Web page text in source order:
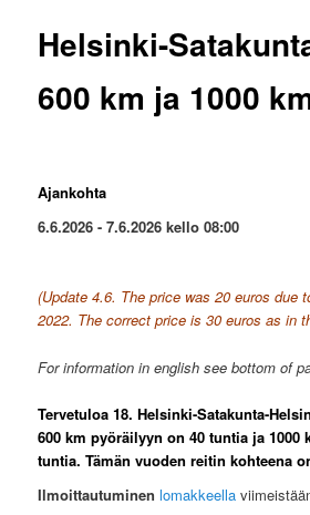
Helsinki-
600 km ja 1000
Ajankohta
6.6.2026 - 7.6.2026 kello 08:00
(Update 4.6. The price was 20 euros due
2022. The correct price is 30 euros as in
For information in english see bottom of
Tervetuloa 18. Helsinki-Satakunta-
600 km pyöräilyyn on 40 tuntia ja 1000
tuntia. Tämän vuoden reitin kohteena
Ilmoittautuminenlomakkeella